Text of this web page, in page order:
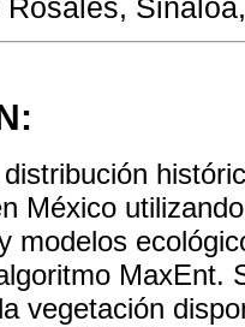
México
modelos
MaxEnt.
vegetación